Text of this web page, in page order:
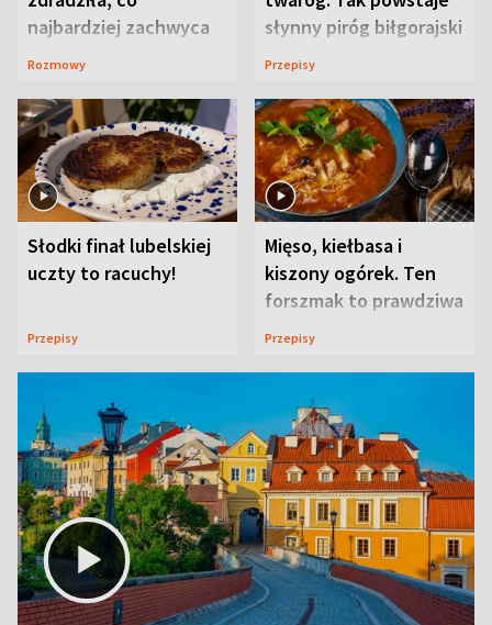
najbardziej zachwyca
ją w Lublinie
Rozmowy
słynny piróg biłgorajski
Przepisy
Słodki finał lubelskiej
uczty to racuchy!
Przepisy
Mięso, kiełbasa i
kiszony ogórek. Ten
forszmak to prawdziwa
uczta
Przepisy